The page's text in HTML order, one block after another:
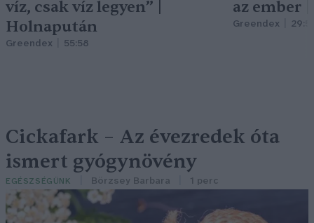
víz, csak víz legyen” |
Holnapután
Greendex 55:58
az ember
Greendex
Cickafark – Az évezredek óta
ismert gyógynövény
EGÉSZSÉGÜNK Börzsey Barbara 1 perc